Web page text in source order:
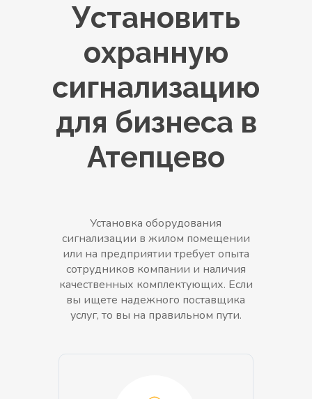
Установить
охранную
сигнализацию
для бизнеса в
Атепцево
Установка оборудования
сигнализации в жилом помещении
или на предприятии требует опыта
сотрудников компании и наличия
качественных комплектующих. Если
вы ищете надежного поставщика
услуг, то вы на правильном пути.